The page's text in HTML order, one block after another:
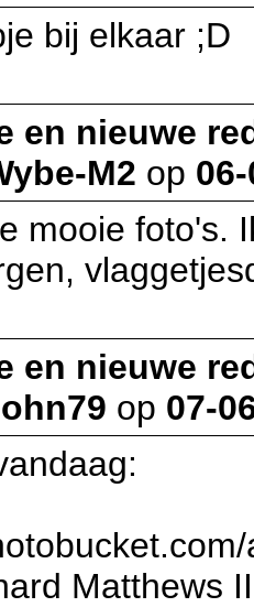
bij elkaar ;D
en nieuwe
M2 op
mooie foto's.
en nieuwe
op 07-
Matthews II